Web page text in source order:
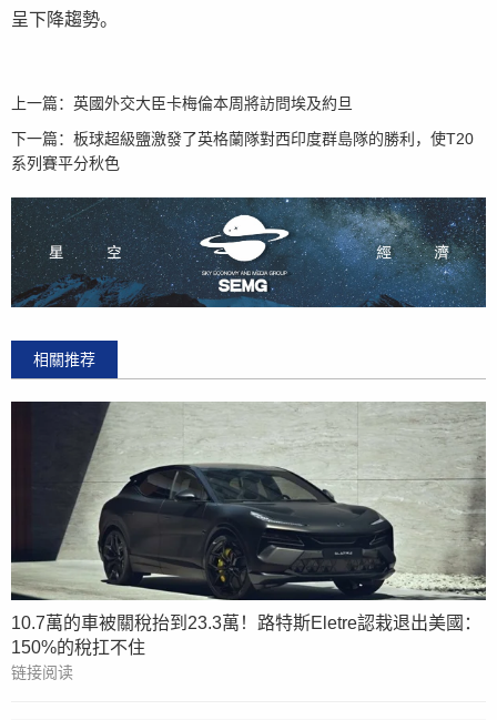
呈下降趨勢。
上一篇： 英國外交大臣卡梅倫本周將訪問埃及約旦
下一篇： 板球超級鹽激發了英格蘭隊對西印度群島隊的勝利，使T20
系列賽平分秋色
相關推荐
10.7萬的車被關稅抬到23.3萬！路特斯Eletre認栽退出美國：
150%的稅扛不住
链接阅读